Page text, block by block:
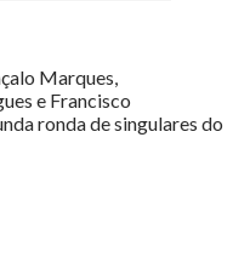
Marques,
e Francisco
ronda de singulares do